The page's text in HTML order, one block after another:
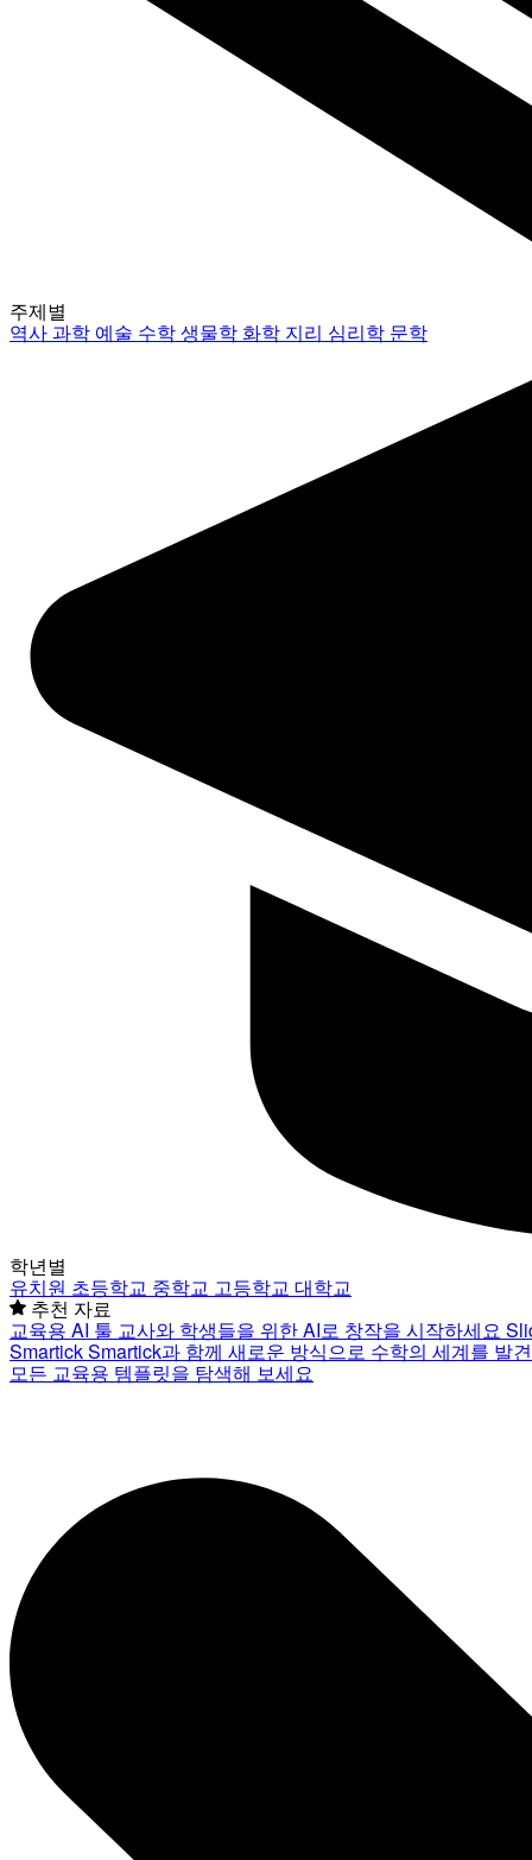
주제별
역사과학 예술 수학생물학 화학 지리 심리학 문학
학년별
유치원 초등학교 중학교 고등학교 대학교
추천 자료
교육용 AI 툴 교사와 학생들을 위한 AI로 창작을 시작하세요
SmartickSmartick과 함께 새로운 방식으로 수학의 세계를 발
모든 교육용 템플릿을 탐색해 보세요